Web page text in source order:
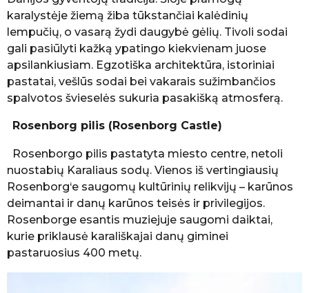
karalystėje žiemą žiba tūkstančiai kalėdinių
lempučių, o vasarą žydi daugybė gėlių. Tivoli sodai
gali pasiūlyti kažką ypatingo kiekvienam juose
apsilankiusiam. Egzotiška architektūra, istoriniai
pastatai, vešlūs sodai bei vakarais sužimbančios
spalvotos švieselės sukuria pasakišką atmosferą.
Rosenborg pilis (Rosenborg Castle)
Rosenborgo pilis pastatyta miesto centre, netoli
nuostabių Karaliaus sodų. Vienos iš vertingiausių
Rosenborg‘e saugomų kultūrinių relikvijų – karūnos
deimantai ir danų karūnos teisės ir privilegijos.
Rosenborge esantis muziejuje saugomi daiktai,
kurie priklausė karališkajai danų giminei
pastaruosius 400 metų.